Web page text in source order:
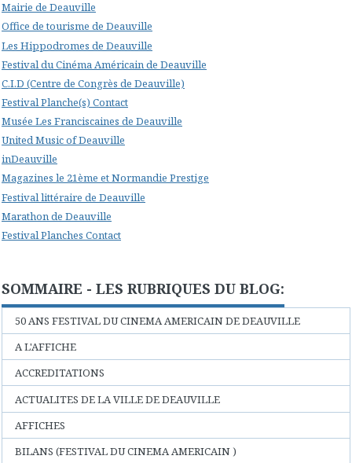
Mairie de Deauville
Office de tourisme de Deauville
Les Hippodromes de Deauville
Festival du Cinéma Américain de Deauville
C.I.D (Centre de Congrès de Deauville)
Festival Planche(s) Contact
Musée Les Franciscaines de Deauville
United Music of Deauville
inDeauville
Magazines le 21ème et Normandie Prestige
Festival littéraire de Deauville
Marathon de Deauville
Festival Planches Contact
SOMMAIRE - LES RUBRIQUES DU BLOG:
50 ANS FESTIVAL DU CINEMA AMERICAIN DE DEAUVILLE
A L'AFFICHE
ACCREDITATIONS
ACTUALITES DE LA VILLE DE DEAUVILLE
AFFICHES
BILANS (FESTIVAL DU CINEMA AMERICAIN )